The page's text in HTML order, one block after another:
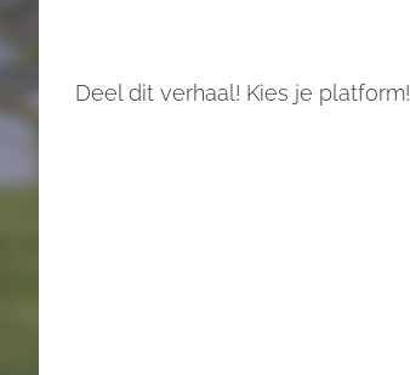
Deel dit verhaal! Kies je platform!